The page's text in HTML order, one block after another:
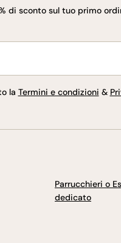
di sconto sul tuo primo
la Termini e condizioni &
Parrucchieri o
dedicato